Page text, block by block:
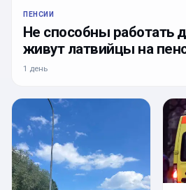
ПЕНСИИ
Не способны работать
живут латвийцы на
1 день